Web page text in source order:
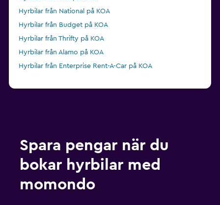
Hyrbilar från National på KOA
Hyrbilar från Budget på KOA
Hyrbilar från Thrifty på KOA
Hyrbilar från Alamo på KOA
Hyrbilar från Enterprise Rent-A-Car på KOA
Spara pengar när du
bokar hyrbilar med
momondo